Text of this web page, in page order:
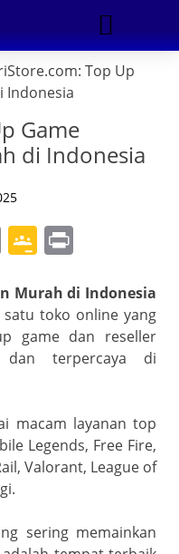
Top Up
Indonesia
Game
di Indonesia
E
ai
l
G
o
gl
e
a
ss
ro
m
t
Murah di Indonesia
satu toko online yang
game dan reseller
terpercaya di
macam layanan top
Legends, Free Fire,
Valorant, League of
sering memainkan